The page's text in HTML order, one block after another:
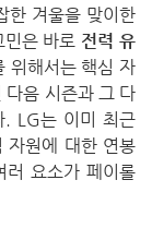
한 겨울을 맞이한
은 바로 전력 유
위해서는 핵심 자
다음 시즌과 그 다
. LG는 이미 최근
자원에 대한 연봉
러 요소가 페이롤